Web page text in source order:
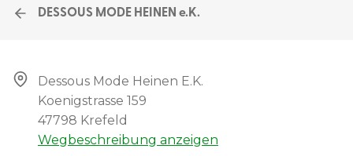
DESSOUS MODE HEINEN e.K.
Dessous Mode Heinen E.k.
Koenigstrasse 159
47798 Krefeld
Wegbeschreibung anzeigen